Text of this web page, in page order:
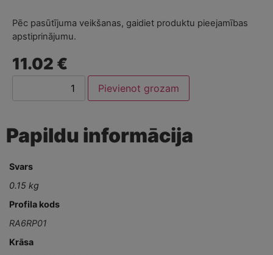
Pēc pasūtījuma veikšanas, gaidiet produktu pieejamības
apstiprinājumu.
11.02 €
Pievienot grozam
Papildu informācija
Svars
0.15 kg
Profila kods
RA6RP01
Krāsa